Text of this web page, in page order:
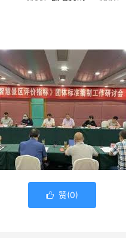
 赞(0)